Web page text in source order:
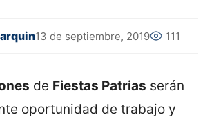
13 de septiembre, 2019 111
de Fiestas Patrias serán
oportunidad de trabajo y